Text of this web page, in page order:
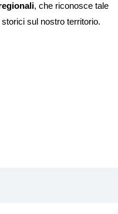
, che riconosce tale
sul nostro territorio.